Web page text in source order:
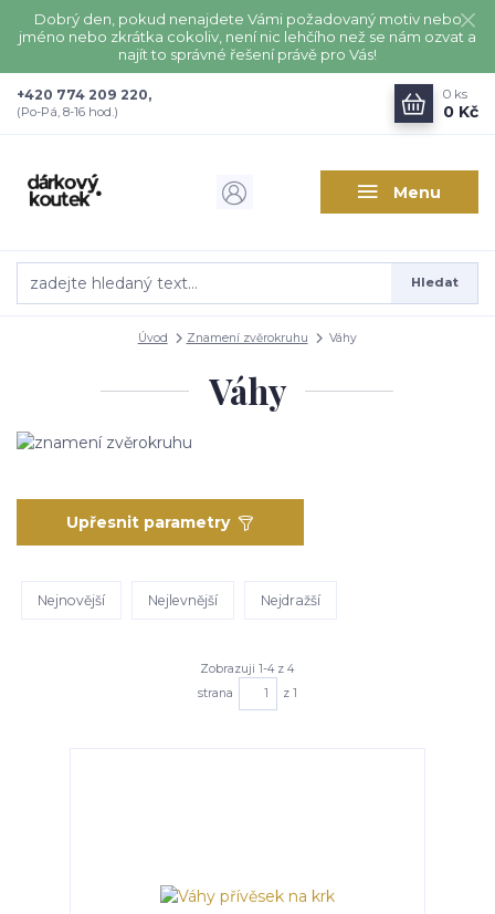
Dobrý den, pokud nenajdete Vámi požadovaný motiv nebo
jméno nebo zkrátka cokoliv, není nic lehčího než se nám ozvat a
najít to správné řešení právě pro Vás!
Menu
Hledat
+420 774 209 220,
(Po-Pá, 8-16 hod.)
0 ks
0 Kč
Úvod Znamení zvěrokruhu Váhy
Váhy
Upřesnit parametry
Nejnovější Nejlevnější Nejdražší
Zobrazuji 1-4 z 4
strana
z 1